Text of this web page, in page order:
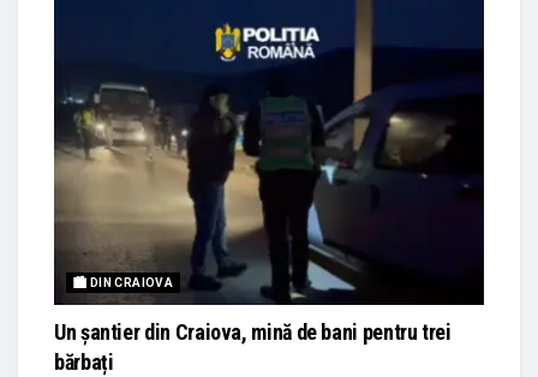
🏙 DIN CRAIOVA
Un șantier din Craiova, mină de bani pentru trei
bărbați